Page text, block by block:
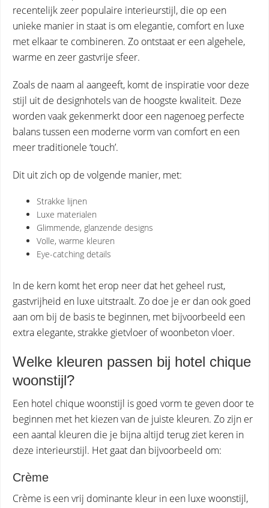
recentelijk zeer populaire interieurstijl, die op een
unieke manier in staat is om elegantie, comfort en luxe
met elkaar te combineren. Zo ontstaat er een algehele,
warme en zeer gastvrije sfeer.
Zoals de naam al aangeeft, komt de inspiratie voor deze
stijl uit de designhotels van de hoogste kwaliteit. Deze
worden vaak gekenmerkt door een nagenoeg perfecte
balans tussen een moderne vorm van comfort en een
meer traditionele ‘touch’.
Dit uit zich op de volgende manier, met:
Strakke lijnen
Luxe materialen
Glimmende, glanzende designs
Volle, warme kleuren
Eye-catching details
In de kern komt het erop neer dat het geheel rust,
gastvrijheid en luxe uitstraalt. Zo doe je er dan ook goed
aan om bij de basis te beginnen, met bijvoorbeeld een
extra elegante, strakke gietvloer of woonbeton vloer.
Welke kleuren passen bij hotel chique
woonstijl?
Een hotel chique woonstijl is goed vorm te geven door te
beginnen met het kiezen van de juiste kleuren. Zo zijn er
een aantal kleuren die je bijna altijd terug ziet keren in
deze interieurstijl. Het gaat dan bijvoorbeeld om:
Crème
Crème is een vrij dominante kleur in een luxe woonstijl,